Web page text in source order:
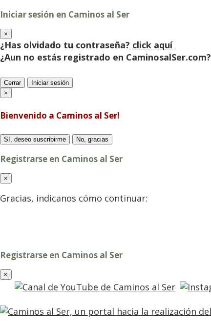
Iniciar sesión en Caminos al Ser
×
¿Has olvidado tu contraseña? click aquí
¿Aun no estás registrado en CaminosalSer.com?
Cerrar
Iniciar sesión
×
Bienvenido a Caminos al Ser!
Sí, deseo suscribirme No, gracias
Registrarse en Caminos al Ser
×
Gracias, indicanos cómo continuar:
Registrarse en Caminos al Ser
×